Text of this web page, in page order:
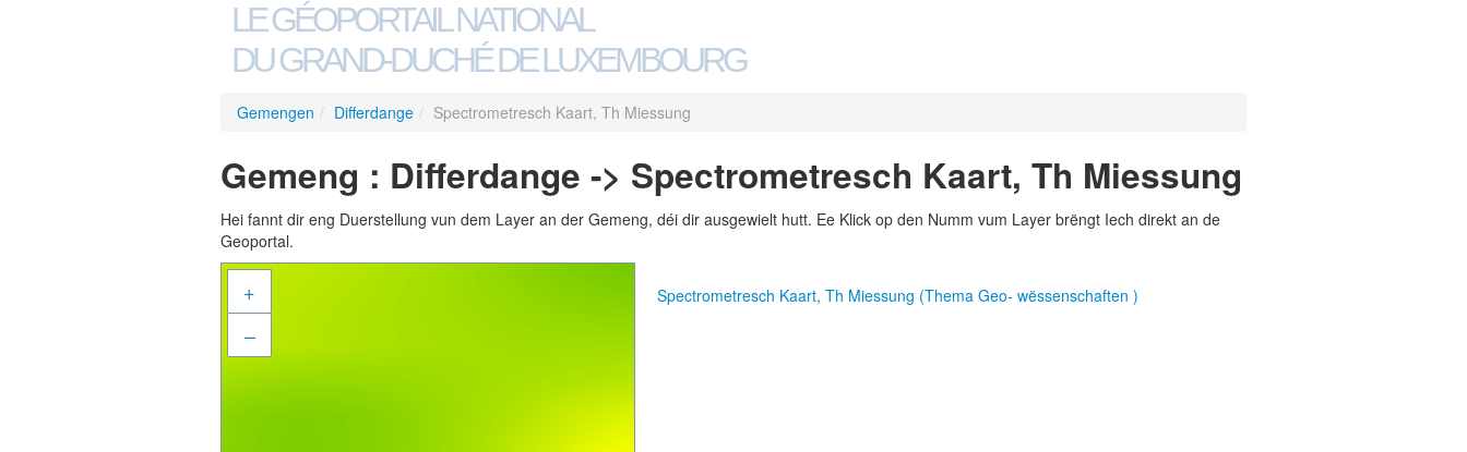
LE GÉOPORTAIL NATIONAL
DU GRAND-DUCHÉ DE LUXEMBOURG
Gemengen / Differdange / Spectrometresch Kaart, Th Miessung
Gemeng : Differdange -> Spectrometresch Kaart, Th Miessung
Hei fannt dir eng Duerstellung vun dem Layer an der Gemeng, déi dir ausgewielt hutt. Ee Klick op den Numm vum Layer brëngt Iech direkt an de
Geoportal.
+
–
Spectrometresch Kaart, Th Miessung (Thema Geo- wëssenschaften )